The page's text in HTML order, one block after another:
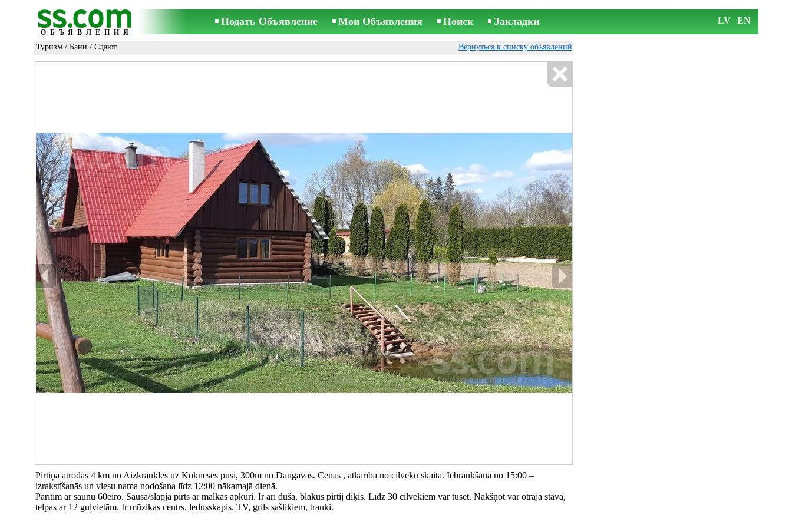
ОБЪЯВЛЕНИЯ
Подать Объявление Мои Объявления Поиск Закладки LV EN
Туризм / Бани / Сдают Вернуться к списку объявлений
Pirtiņa atrodas 4 km no Aizkraukles uz Kokneses pusi, 300m no Daugavas. Cenas , atkarībā no cilvēku skaita. Iebraukšana no 15:00 –
izrakstīšanās un viesu nama nodošana līdz 12:00 nākamajā dienā.
Pārītim ar saunu 60eiro. Sausā/slapjā pirts ar malkas apkuri. Ir arī duša, blakus pirtij dīķis. Līdz 30 cilvēkiem var tusēt. Nakšņot var otrajā stāvā,
telpas ar 12 guļvietām. Ir mūzikas centrs, ledusskapis, TV, grils sašlikiem, trauki.